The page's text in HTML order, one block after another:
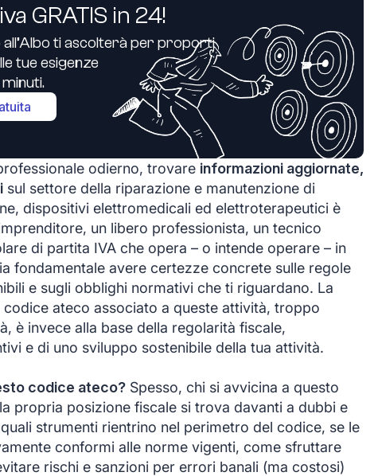
GRATIS in 24!
ti ascolterà per proporti
tue esigenze
odierno, trovare informazioni aggiornate,
sul settore della riparazione e manutenzione di
dispositivi elettromedicali ed elettroterapeutici è
un libero professionista, un tecnico
di partita IVA che opera – o intende operare – in
fondamentale avere certezze concrete sulle regole
e sugli obblighi normativi che ti riguardano. La
ateco associato a queste attività, troppo
è invece alla base della regolarità fiscale,
e di uno sviluppo sostenibile della tua attività.
codice ateco? Spesso, chi si avvicina a questo
propria posizione fiscale si trova davanti a dubbi e
strumenti rientrino nel perimetro del codice, se le
conformi alle norme vigenti, come sfruttare
rischi e sanzioni per errori banali (ma costosi)